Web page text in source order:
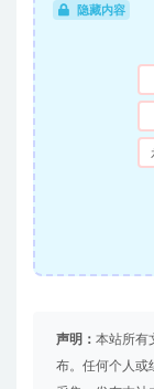
隐藏内容
声明： 本站所有
布。任何个人或